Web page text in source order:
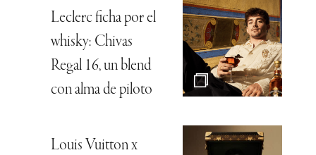
Leclerc ficha por el
whisky: Chivas
Regal 16, un blend
con alma de piloto
Louis Vuitton x